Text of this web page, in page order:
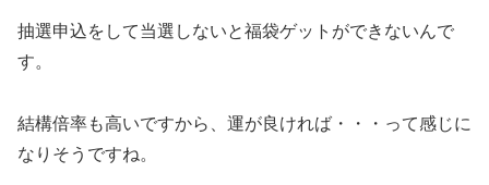
抽選申込をして当選しないと福袋ゲットができないんで
す。
結構倍率も高いですから、運が良ければ・・・って感じに
なりそうですね。